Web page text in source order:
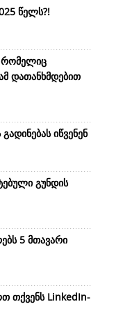
წელს?!
რომელიც
დათანხმდებით
იწვენენ
გუნდის
5 მთავარი
თქვენს LinkedIn-